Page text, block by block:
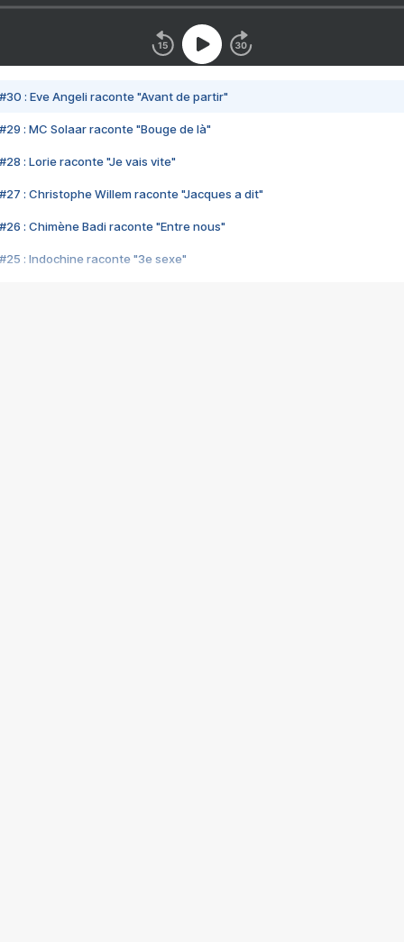
#30 : Eve Angeli raconte "Avant de partir"
#29 : MC Solaar raconte "Bouge de là"
#28 : Lorie raconte "Je vais vite"
#27 : Christophe Willem raconte "Jacques a dit"
#26 : Chimène Badi raconte "Entre nous"
#25 : Indochine raconte "3e sexe"